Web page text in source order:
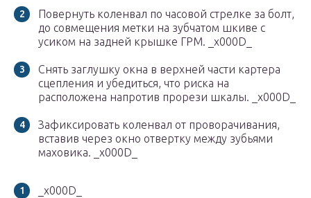
Повернуть коленвал по часовой стрелке за болт,
до совмещения метки на зубчатом шкиве с
усиком на задней крышке ГРМ. _x000D_
Снять заглушку окна в верхней части кар­тера
сцепления и убедиться, что риска на
расположена напротив про­рези шкалы. _x000D_
Зафиксировать коленвал от проворачивания,
вставив через окно отверт­ку между зубьями
маховика. _x000D_
_x000D_